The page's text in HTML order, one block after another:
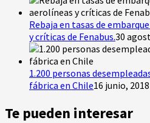
Rebaja en tasas de
y críticas de Fenabus.30
1.200 personas
fábrica en Chile16 junio, 2018
Te pueden interesar